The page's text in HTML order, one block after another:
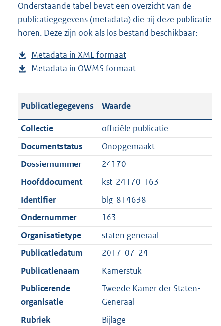
l
o
a
p
u
l
c
t
i
e
n
f
o
r
m
a
a
t
a
n
d
g
r
o
t
:
3
5
6
K
b
Onderstaande tabel bevat een overzicht van de
publicatiegegevens (metadata) die bij deze publicatie
horen. Deze zijn ook als los bestand beschikbaar:
Metadata in XML formaat
e
a
n
d
s
r
o
o
t
e
:
1
K
b
Metadata in OWMS formaat
a
n
d
g
r
o
t
t
e
:
1
K
b
Publicatiegegevens Waarde
Collectie
officiële publicatie
Documentstatus
Onopgemaakt
Dossiernummer
24170
Hoofddocument
kst-24170-163
Identifier
blg-814638
Ondernummer
163
Organisatietype
staten generaal
Publicatiedatum
2017-07-24
Publicatienaam
Kamerstuk
Publicerende
organisatie
Tweede Kamer der Staten-
Generaal
Rubriek
Bijlage